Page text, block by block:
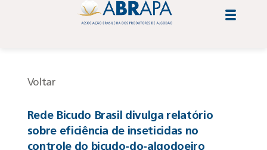
Voltar
Rede Bicudo Brasil divulga relatório
sobre eficiência de inseticidas no
controle do bicudo-do-algodoeiro